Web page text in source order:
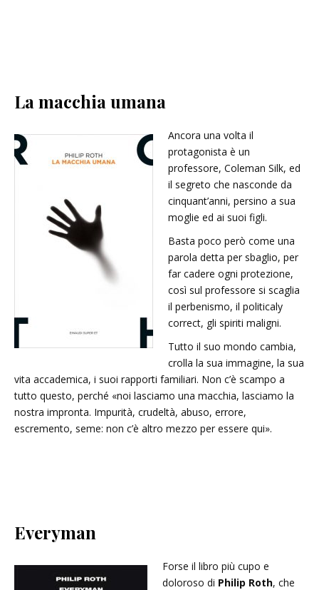
La macchia umana
Ancora una volta il
protagonista è un
professore, Coleman Silk, ed
il segreto che nasconde da
cinquant’anni, persino a sua
moglie ed ai suoi figli.
Basta poco però come una
parola detta per sbaglio, per
far cadere ogni protezione,
così sul professore si scaglia
il perbenismo, il politicaly
correct, gli spiriti maligni.
Tutto il suo mondo cambia,
crolla la sua immagine, la sua
vita accademica, i suoi rapporti familiari. Non c’è scampo a
tutto questo, perché «noi lasciamo una macchia, lasciamo la
nostra impronta. Impurità, crudeltà, abuso, errore,
escremento, seme: non c’è altro mezzo per essere qui».
Everyman
Forse il libro più cupo e
doloroso di Philip Roth, che